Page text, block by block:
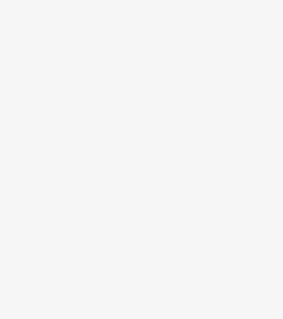
м, 100%
45